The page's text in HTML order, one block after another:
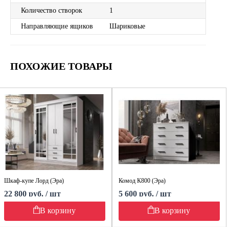
Количество створок 1
Направляющие ящиков Шариковые
ПОХОЖИЕ ТОВАРЫ
Шкаф-купе Лорд (Эра)
22 800 руб. / шт
В корзину
Комод К800 (Эра)
5 600 руб. / шт
В корзину